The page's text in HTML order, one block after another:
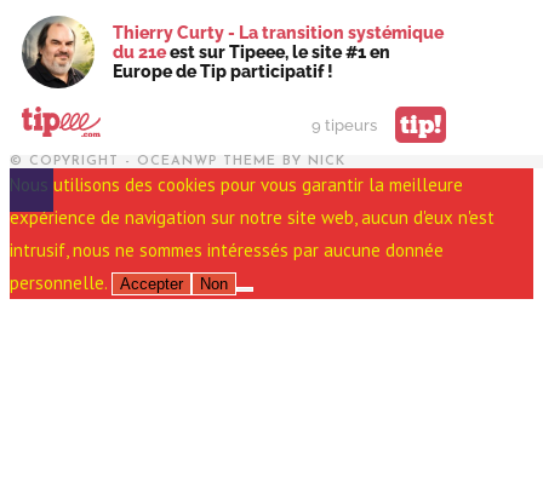
Thierry Curty - La transition systémique
du 21eest sur Tipeee, le site #1 en
Europe de Tip participatif !
9 tipeurs tip!
© COPYRIGHT - OCEANWP THEME BY NICK
Nous utilisons des cookies pour vous garantir la meilleure
expérience de navigation sur notre site web, aucun d'eux n'est
intrusif, nous ne sommes intéressés par aucune donnée
personnelle.
Accepter Non